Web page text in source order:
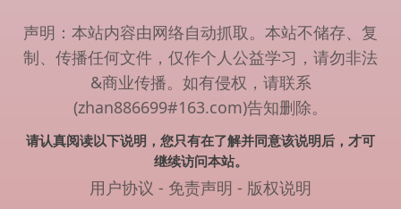
声明：本站内容由网络自动抓取。本站不储存、复
制、传播任何文件，仅作个人公益学习，请勿非法
&商业传播。如有侵权，请联系
(zhan886699#163.com)告知删除。
请认真阅读以下说明，您只有在了解并同意该说明后，才可
继续访问本站。
用户协议 - 免责声明 - 版权说明